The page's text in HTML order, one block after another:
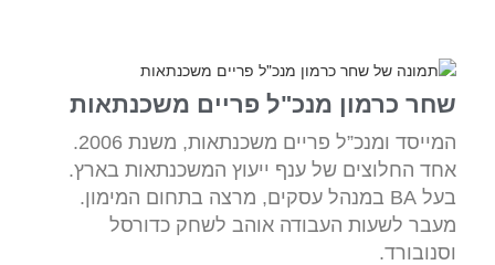
שחר כרמון מנכ"ל פריים משכנתאות
המייסד ומנכ”ל פריים משכנתאות, משנת 2006.
אחד החלוצים של ענף ייעוץ המשכנתאות בארץ.
בעל BA במנהל עסקים, מרצה בתחום המימון.
מעבר לשעות העבודה אוהב לשחק כדורסל
וסנובורד.